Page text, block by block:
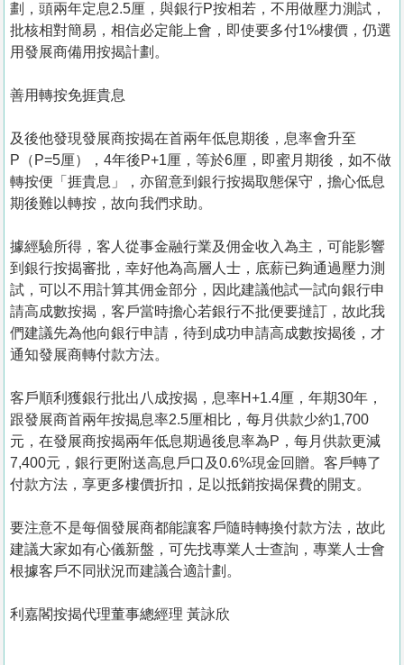
關
於
我
們
劃，頭兩年定息2.5厘，與銀行P按相若，不用做壓力測試，
批核相對簡易，相信必定能上會，即使要多付1%樓價，仍選
用發展商備用按揭計劃。
善用轉按免捱貴息
及後他發現發展商按揭在首兩年低息期後，息率會升至
P（P=5厘），4年後P+1厘，等於6厘，即蜜月期後，如不做
轉按便「捱貴息」，亦留意到銀行按揭取態保守，擔心低息
期後難以轉按，故向我們求助。
據經驗所得，客人從事金融行業及佣金收入為主，可能影響
到銀行按揭審批，幸好他為高層人士，底薪已夠通過壓力測
試，可以不用計算其佣金部分，因此建議他試一試向銀行申
請高成數按揭，客戶當時擔心若銀行不批便要撻訂，故此我
們建議先為他向銀行申請，待到成功申請高成數按揭後，才
通知發展商轉付款方法。
客戶順利獲銀行批出八成按揭，息率H+1.4厘，年期30年，
跟發展商首兩年按揭息率2.5厘相比，每月供款少約1,700
元，在發展商按揭兩年低息期過後息率為P，每月供款更減
7,400元，銀行更附送高息戶口及0.6%現金回贈。客戶轉了
付款方法，享更多樓價折扣，足以抵銷按揭保費的開支。
要注意不是每個發展商都能讓客戶隨時轉換付款方法，故此
建議大家如有心儀新盤，可先找專業人士查詢，專業人士會
根據客戶不同狀況而建議合適計劃。
利嘉閣按揭代理董事總經理 黃詠欣